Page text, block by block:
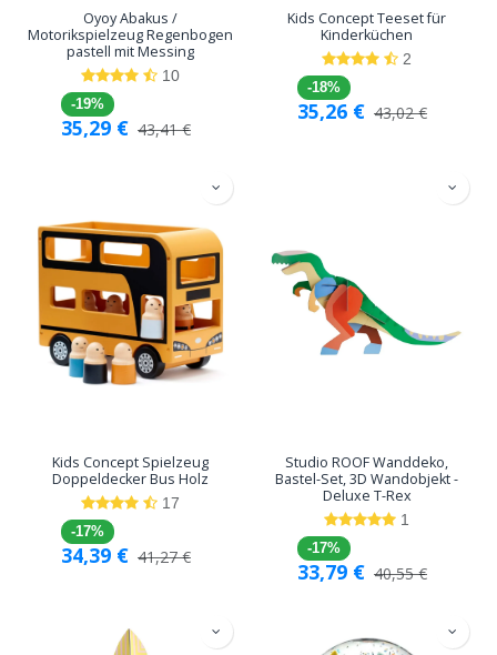
Oyoy Abakus /
Motorikspielzeug Regenbogen
pastell mit Messing
10
-19%
35,29 € 43,41€
Kids Concept Teeset für
Kinderküchen
2
-18%
35,26 € 43,02€
Kids Concept Spielzeug
Doppeldecker Bus Holz
17
-17%
34,39 € 41,27€
Studio ROOF Wanddeko,
Bastel-Set, 3D Wandobjekt -
Deluxe T-Rex
1
-17%
33,79 € 40,55€